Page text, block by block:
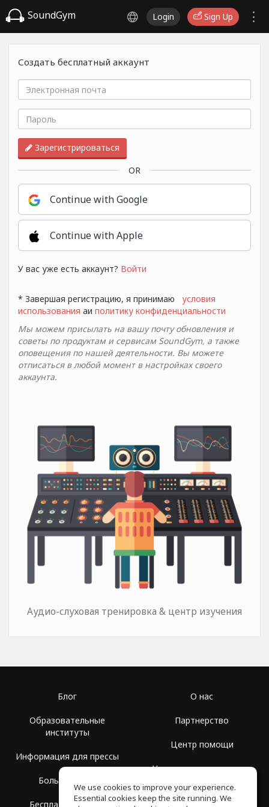
SoundGym Login Sign Up
Создать бесплатный аккаунт
Зарегистрироваться
OR
Continue with Google
Continue with Apple
У вас уже есть аккаунт? Войти
* Завершая регистрацию, я принимаю условия
использования aи политику конфиденциальности
Мы можем присылать на вашу почту обновления и
советы по продуктам и сервисам SoundGym, а также
оповещения по нашей деятельности. Вы можете
отписаться в любой момент в настройках своего
аккаунта.
Аудио-слуховая тренировка & центр изучения
Блог
Образовательные
институты
Информация для прессы
Больше Групп
Бесплатная школа
О нас
Партнерство
Центр помощи
Условия использования
Политика
конфиденциальности
We use cookies to improve your experience.
Essential cookies keep the site running. We